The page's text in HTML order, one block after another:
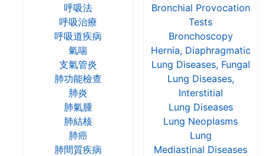
呼吸法
呼吸治療
呼吸道疾病
氣喘
支氣管炎
肺功能檢查
肺炎
肺氣腫
肺結核
肺癌
肺間質疾病
Bronchial Provocation
Tests
Bronchoscopy
Hernia, Diaphragmatic
Lung Diseases, Fungal
Lung Diseases,
Interstitial
Lung Diseases
Lung Neoplasms
Lung
Mediastinal Diseases